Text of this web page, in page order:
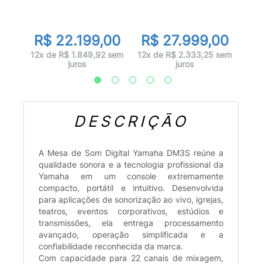
R$ 22.199,00
12x de R$ 1.849,92 sem
juros
R$ 27.999,00
12x de R$ 2.333,25 sem
juros
DESCRIÇÃO
A Mesa de Som Digital Yamaha DM3S reúne a
qualidade sonora e a tecnologia profissional da
Yamaha em um console extremamente
compacto, portátil e intuitivo. Desenvolvida
para aplicações de sonorização ao vivo, igrejas,
teatros, eventos corporativos, estúdios e
transmissões, ela entrega processamento
avançado, operação simplificada e a
confiabilidade reconhecida da marca.
Com capacidade para 22 canais de mixagem,